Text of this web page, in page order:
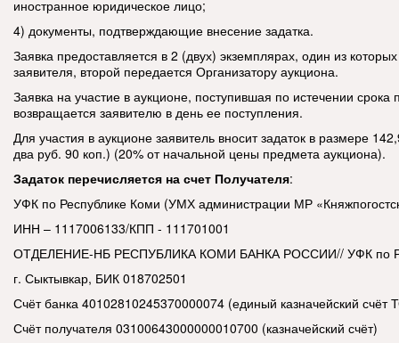
иностранное юридическое лицо;
4) документы, подтверждающие внесение задатка.
Заявка предоставляется в 2 (двух) экземплярах, один из
заявителя, второй передается Организатору аукциона.
Заявка на участие в аукционе, поступившая по истечении срока
возвращается заявителю в день ее поступления.
Для участия в аукционе заявитель вносит задаток в размере
два руб. 90 коп.) (20% от начальной цены предмета аукциона).
Задаток перечисляется на счет Получателя:
УФК по Республике Коми (УМХ администрации МР
ИНН – 1117006133/КПП - 111701001
ОТДЕЛЕНИЕ-НБ РЕСПУБЛИКА КОМИ БАНКА РОССИИ// УФК по
г. Сыктывкар, БИК 018702501
Счёт банка 40102810245370000074 (единый казначейский счёт
Счёт получателя 03100643000000010700 (казначейский счёт)